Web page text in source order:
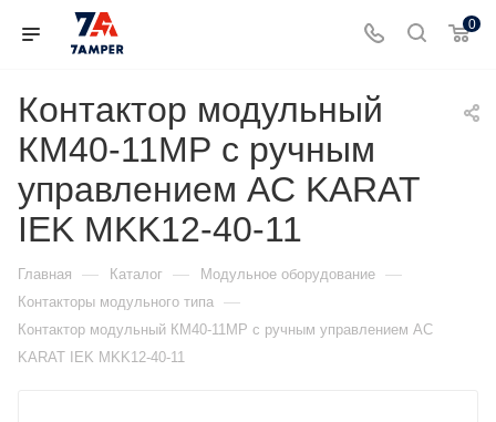
0
Контактор модульный
КМ40-11МР с ручным
управлением AC KARAT
IEK MKK12-40-11
Главная — Каталог — Модульное оборудование —
Контакторы модульного типа —
Контактор модульный КМ40-11МР с ручным управлением AC
KARAT IEK MKK12-40-11